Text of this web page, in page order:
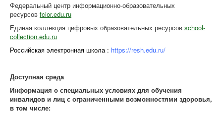
Федеральный центр информационно-образовательных
ресурсов fcior.edu.ru
Единая коллекция цифровых образовательных ресурсов school-
collection.edu.ru
Российская электронная школа : https://resh.edu.ru/
Доступная среда
Информация о специальных условиях для обучения
инвалидов и лиц с ограниченными возможностями здоровья,
в том числе: